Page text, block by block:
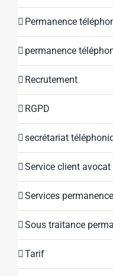
Permanence
permanence
Recrutement
RGPD
secrétariat
Service client avocat
Services
Sous traitance
Tarif